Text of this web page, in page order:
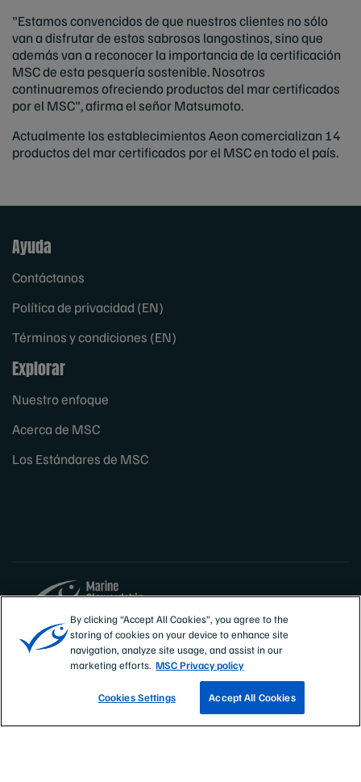
"Estamos convencidos de que nuestros clientes no sólo
van a disfrutar de estos sabrosos langostinos, sino que
además van a reconocer la importancia de la certificación
MSC de esta pesquería sostenible. Nosotros
continuaremos ofreciendo productos del mar certificados
por el MSC", afirma el señor Matsumoto.
Actualmente los establecimientos Aeon comercializan 14
productos del mar certificados por el MSC en todo el país.
Ayuda
Contáctanos
Política de privacidad (EN)
Términos y condiciones (EN)
Explorar
Nuestro enfoque
Acerca de MSC
Los Estándares de MSC
Sites
España
CONOCE NUESTRAS PESQUERÍAS
By clicking “Accept All Cookies”, you agree to the
storing of cookies on your device to enhance site
navigation, analyze site usage, and assist in our
marketing efforts. MSC Privacy policy
Cookies Settings Accept All Cookies